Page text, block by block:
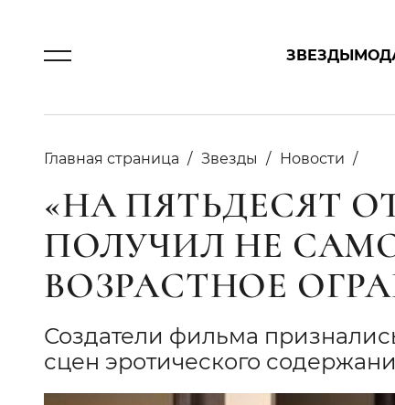
ЗВЕЗДЫ
Главная страница Звезды Новости
«НА ПЯТЬДЕСЯТ
ПОЛУЧИЛ НЕ
ВОЗРАСТНОЕ
Создатели фильма
сцен эротического